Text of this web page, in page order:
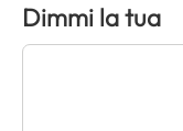
Dimmi la tua